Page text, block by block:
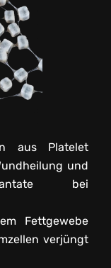
aus Platelet
und
bei
Fettgewebe
verjüngt